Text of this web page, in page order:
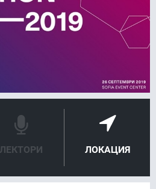
ЛЕКТОРИ ЛОКАЦИЯ